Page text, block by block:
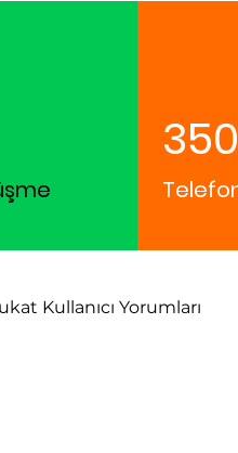
Kullanıcı Yorumları